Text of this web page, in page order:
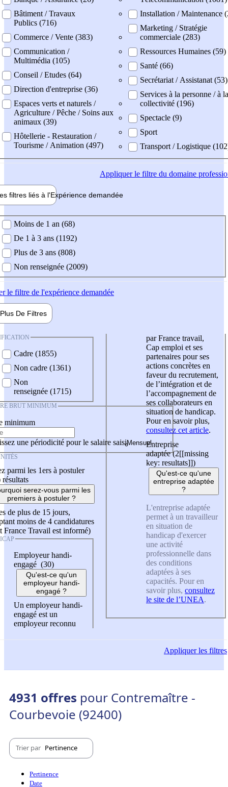
Bâtiment / Travaux
Publics (716)
Commerce / Vente (383)
Communication /
Multimédia (105)
Conseil / Etudes (64)
Direction d'entreprise (36)
Espaces verts et naturels /
Agriculture / Pêche / Soins aux
animaux (39)
Hôtellerie - Restauration /
Tourisme / Animation (497)
Installation / Maintenance
Marketing / Stratégie
commerciale (283)
Ressources Humaines (59)
Santé (66)
Secrétariat / Assistanat (53)
Services à la personne / à la
collectivité (196)
Spectacle (9)
Sport
Transport / Logistique
Appliquerle filtre du domaine
filtres liés à l'Expérience demandée
demandée
Moins de 1 an (68)
De 1 à 3 ans (1192)
Plus de 3 ans (808)
Non renseignée (2009)
le filtre de l'expérience demandée
Plus De Filtres
Cadre (1855)
Non cadre (1361)
Non
renseignée (1715)
BRUT MINIMUM
minimum
une périodicité pour le salaire saisi
parmi les 1ers à postuler
résultats
serez-vous parmi les
premiers à postuler ?
de plus de 15 jours,
moins de 4 candidatures
France Travail est informé)
Employeur handi-
engagé (30)
Qu'est-ce qu'un
employeur handi-
engagé ?
Un employeur handi-
engagé est un
employeur reconnu
par France travail,
Cap emploi et ses
partenaires pour ses
actions concrètes en
faveur du recrutement,
de l’intégration et de
l’accompagnement de
ses collaborateurs en
situation de handicap.
Pour en savoir plus,
consultez cet article.
Entreprise
adaptée (2[[missing
key: resultats]])
Qu'est-ce qu'une
entreprise adaptée
?
L'entreprise adaptée
permet à un travailleur
en situation de
handicap d'exercer
une activité
professionnelle dans
des conditions
adaptées à ses
capacités. Pour en
savoir plus, consultez
le site de l’UNEA.
Appliquerles filtres
4931 offres pour Contremaître -
Courbevoie (92400)
Trier par Pertinence
Pertinence
Date